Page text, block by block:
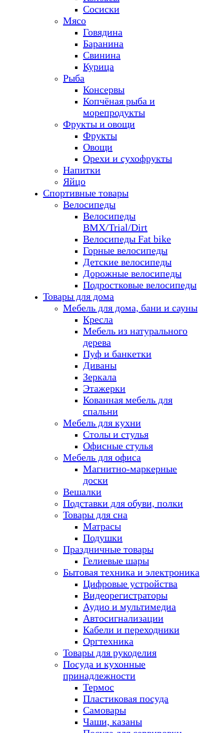
Сосиски
Мясо
Говядина
Баранина
Свинина
Курица
Рыба
Консервы
Копчёная рыба и
морепродукты
Фрукты и овощи
Фрукты
Овощи
Орехи и сухофрукты
Напитки
Яйцо
Спортивные товары
Велосипеды
Велосипеды
BMX/Trial/Dirt
Велосипеды Fat bike
Горные велосипеды
Детские велосипеды
Дорожные велосипеды
Подростковые велосипеды
Товары для дома
Мебель для дома, бани и сауны
Кресла
Мебель из натурального
дерева
Пуф и банкетки
Диваны
Зеркала
Этажерки
Кованная мебель для
спальни
Мебель для кухни
Столы и стулья
Офисные стулья
Мебель для офиса
Магнитно-маркерные
доски
Вешалки
Подставки для обуви, полки
Товары для сна
Матрасы
Подушки
Праздничные товары
Гелиевые шары
Бытовая техника и электроника
Цифровые устройства
Видеорегистраторы
Аудио и мультимедиа
Автосигнализации
Кабели и переходники
Оргтехника
Товары для рукоделия
Посуда и кухонные
принадлежности
Термос
Пластиковая посуда
Самовары
Чаши, казаны